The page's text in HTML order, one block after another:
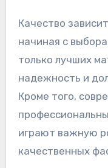
Качество
начиная с
только лучших
надежность и
Кроме того,
играют важную
качественных